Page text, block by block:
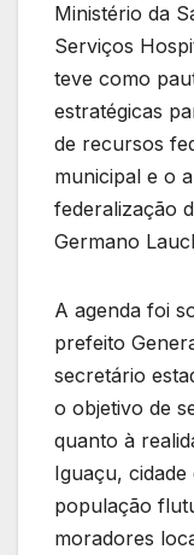
Ministério da
Serviços
teve como
estratégicas
de recursos
municipal e o
federalização
Germano
A agenda foi
prefeito
secretário
o objetivo de
quanto à
Iguaçu,
população
moradores